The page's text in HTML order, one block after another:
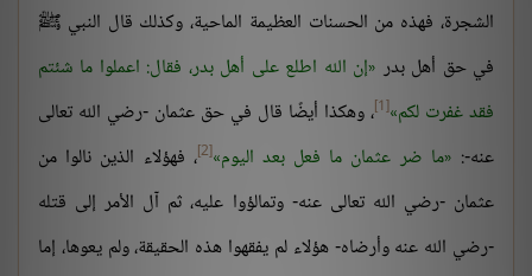
الشجرة، فهذه من الحسنات العظيمة الماحية، وكذلك قال النبي ﷺ
في حق أهل بدر إن الله اطلع على أهل بدر، فقال: اعملوا ما شئتم
فقد غفرت لكم [1] ، وهكذا أيضًا قال في حق عثمان -رضي الله تعالى
عنه-: ما ضر عثمان ما فعل بعد اليوم [2] ، فهؤلاء الذين نالوا من
عثمان -رضي الله تعالى عنه- وتمالؤوا عليه، ثم آل الأمر إلى قتله
-رضي الله عنه وأرضاه- هؤلاء لم يفقهوا هذه الحقيقة، ولم يعوها، إما